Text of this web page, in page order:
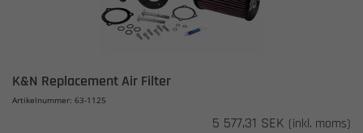
K&N Replacement Air Filter
Artikelnummer: 63-1125
5 577,31 SEK (inkl. moms)